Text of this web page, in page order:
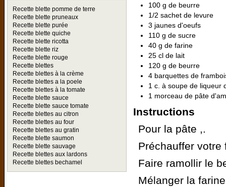
Recette blette pomme de terre
Recette blette pruneaux
Recette blette purée
Recette blette quiche
Recette blette ricotta
Recette blette riz
Recette blette rouge
Recette blettes
Recette blettes à la crème
Recette blettes a la poele
Recette blettes à la tomate
Recette blette sauce
Recette blette sauce tomate
Recette blettes au citron
Recette blettes au four
Recette blettes au gratin
Recette blette saumon
Recette blette sauvage
Recette blettes aux lardons
Recette blettes bechamel
100 g de beurre
1/2 sachet de levure
3 jaunes d'oeufs
110 g de sucre
40 g de farine
25 cl de lait
120 g de beurre
4 barquettes de
1 c. à soupe de liqueur
1 morceau de pâte
Instructions
Pour la pâte ,.
Préchauffer votre
Faire ramollir le
Mélanger la